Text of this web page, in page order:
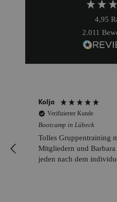
4,95
2.011
Simone
Verifizierter Kunde
Bootcamp in Lübeck
Barbara bietet
Schwierigkeitsgrade für
unterstützt dabei, dass